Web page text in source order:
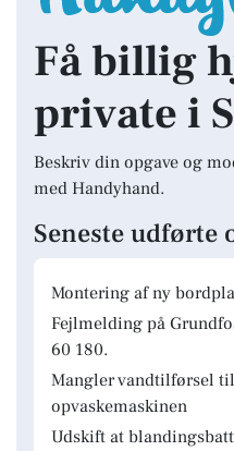
Få billig
private i
Beskriv din opgave og
med Handyhand.
Seneste udførte
Montering af ny
Fejlmelding på
60 180.
Mangler vandtilførsel til
opvaskemaskinen
Udskift at